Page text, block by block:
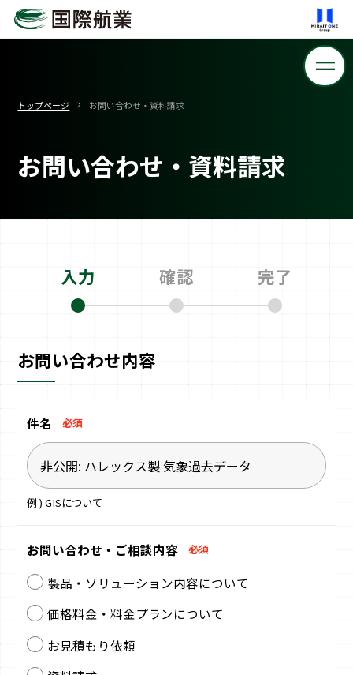
トップページ お問い合わせ・資料請求
お問い合わせ・資料請求
入力 確認 完了
お問い合わせ内容
件名 必須
例 ) GISについて
お問い合わせ・ ご相談内容 必須
製品・ソリューション内容について
価格料金・料金プランについて
お見積もり依頼